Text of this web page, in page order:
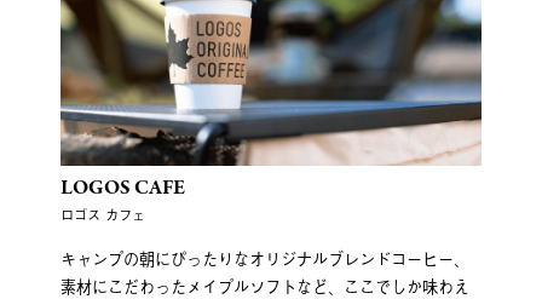
LOGOS CAFE
ロゴス カフェ
キャンプの朝にぴったりなオリジナルブレンドコーヒー、
素材にこだわったメイプルソフトなど、ここでしか味わえ